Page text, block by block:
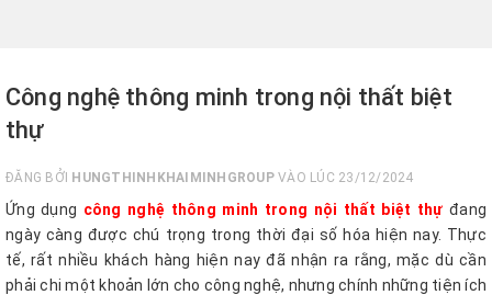
Công nghệ thông minh trong nội thất biệt
thự
ĐĂNG BỞI HUNGTHINHKHAIMINHGROUPVÀO LÚC 23/12/2024
Ứng dụng công nghệ thông minh trong nội thất biệt thự đang
ngày càng được chú trọng trong thời đại số hóa hiện nay. Thực
tế, rất nhiều khách hàng hiện nay đã nhận ra rằng, mặc dù cần
phải chi một khoản lớn cho công nghệ, nhưng chính những tiện ích